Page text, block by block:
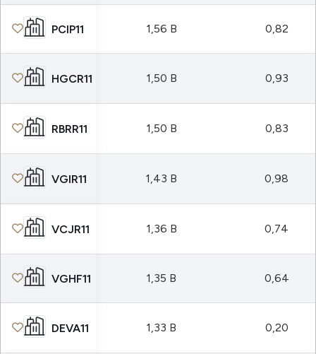
PCIP11 1,56 B 0,82
HGCR11 1,50 B 0,93
RBRR11 1,50 B 0,83
VGIR11 1,43 B 0,98
VCJR11 1,36 B 0,74
VGHF11 1,35 B 0,64
DEVA11 1,33 B 0,20